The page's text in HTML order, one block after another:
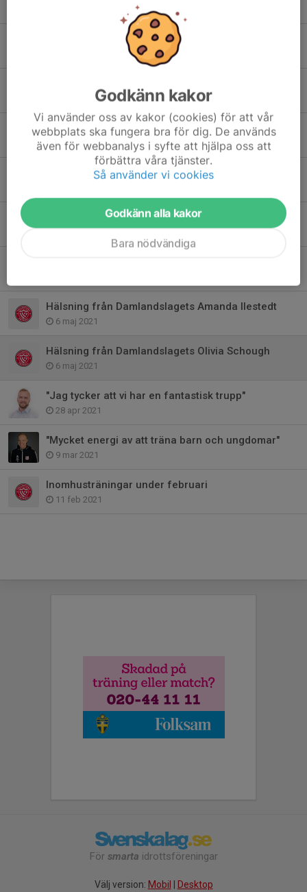
Övergång till att träna ute
Träningstider fram till nyår
19 okt 2022
Lagets regler
Dags att gå ut!
Hälsning från Damlandslagets Amanda Ilestedt
6 maj 2021
Hälsning från Damlandslagets Olivia Schough
6 maj 2021
"Jag tycker att vi har en fantastisk trupp"
28 apr 2021
"Mycket energi av att träna barn och ungdomar"
9 mar 2021
Inomhusträningar under februari
11 feb 2021
För smarta idrottsföreningar
Välj version: Mobil Desktop
Godkänn kakor
Vi använder oss av kakor (cookies) för att vår
webbplats ska fungera bra för dig. De används
även för webbanalys i syfte att hjälpa oss att
förbättra våra tjänster.
Så använder vi cookies
Godkänn alla kakor
Bara nödvändiga